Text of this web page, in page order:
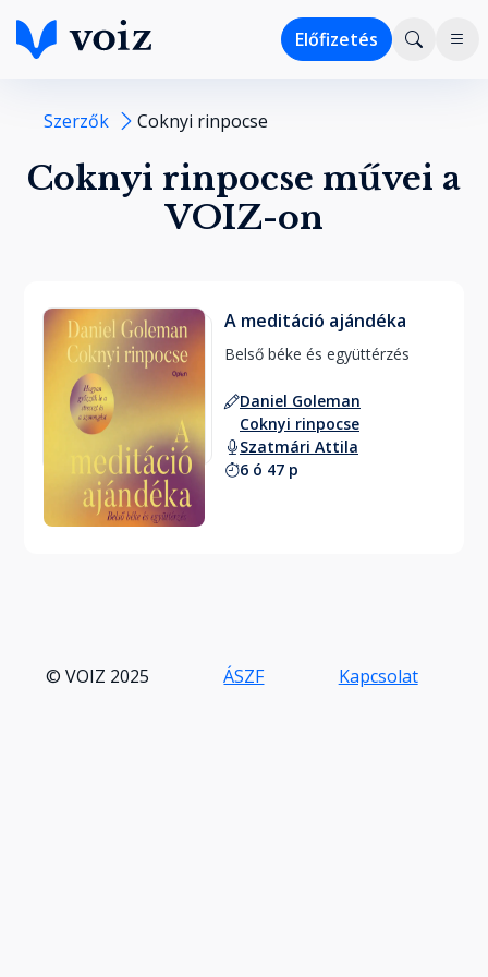
Előfizetés
Szerzők Coknyi rinpocse
Coknyi rinpocse művei a
VOIZ-on
A meditáció ajándéka
Daniel Goleman
Coknyi rinpocse
Szatmári Attila
6 ó 47 p
© VOIZ 2025 ÁSZF Kapcsolat